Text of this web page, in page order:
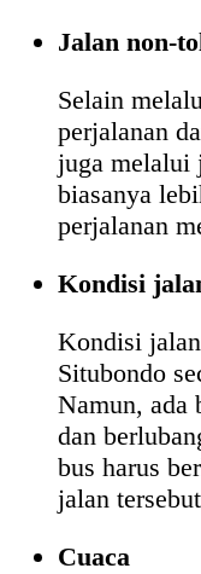
Jalan non-
Selain
perjalanan
juga melalui
biasanya
perjalanan
Kondisi
Kondisi
Situbondo
Namun, ada
dan
bus harus
jalan
Cuaca